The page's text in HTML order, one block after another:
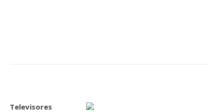
Televisores